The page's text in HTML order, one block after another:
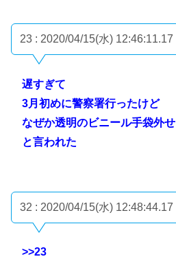
23 : 2020/04/15(水) 12:46:11.17
遅すぎて
3月初めに警察署行ったけど
なぜか透明のビニール手袋外せ
と言われた
32 : 2020/04/15(水) 12:48:44.17
>>23